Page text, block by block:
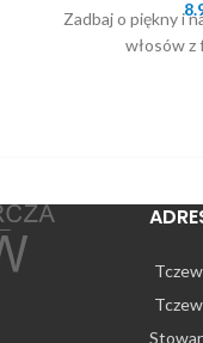
Zadbaj o piękny i
włosów z